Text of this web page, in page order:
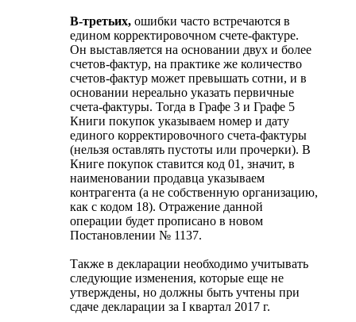
В-третьих, ошибки часто встречаются в
едином корректировочном счете-фактуре.
Он выставляется на основании двух и более
счетов-фактур, на практике же количество
счетов-фактур может превышать сотни, и в
основании нереально указать первичные
счета-фактуры. Тогда в Графе 3 и Графе 5
Книги покупок указываем номер и дату
единого корректировочного счета-фактуры
(нельзя оставлять пустоты или прочерки). В
Книге покупок ставится код 01, значит, в
наименовании продавца указываем
контрагента (а не собственную организацию,
как с кодом 18). Отражение данной
операции будет прописано в новом
Постановлении № 1137.
Также в декларации необходимо учитывать
следующие изменения, которые еще не
утверждены, но должны быть учтены при
сдаче декларации за I квартал 2017 г.